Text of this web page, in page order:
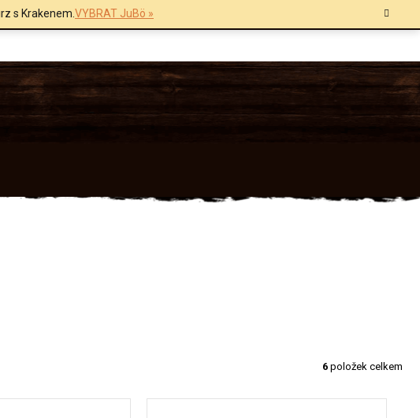
s Krakenem.VYBRAT JuBö »
6 položek celkem